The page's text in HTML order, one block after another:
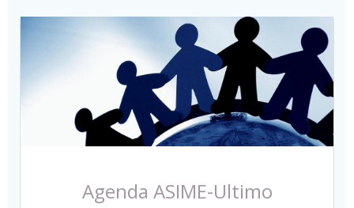
Agenda ASIME-Ultimo